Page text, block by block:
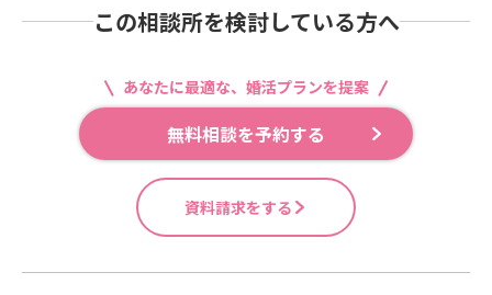
この相談所を検討している方へ
あなたに最適な、婚活プランを提案
無料相談を予約する
資料請求をする